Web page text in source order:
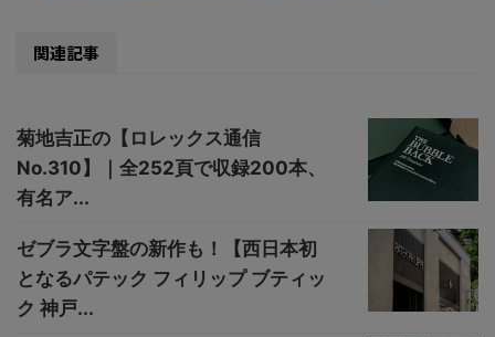
関連記事
菊地吉正の【ロレックス通信
No.310】｜全252頁で収録200本、
有名ア...
ゼブラ文字盤の新作も！【西日本初
となるパテック フィリップ ブティッ
ク 神戸...